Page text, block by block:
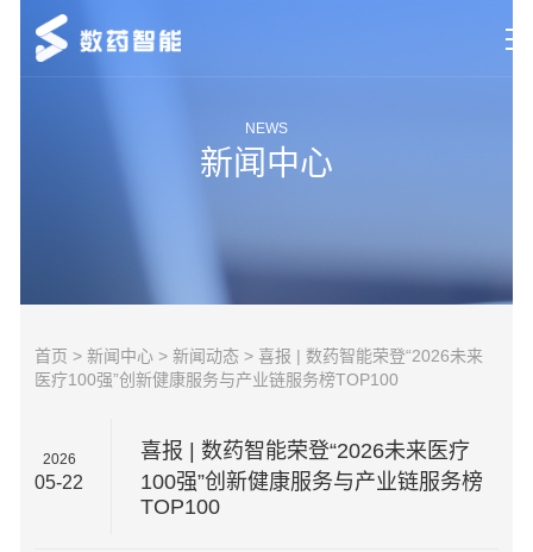
联系我们
NEWS
新闻中心
首页 >新闻中心 >新闻动态 > 喜报 | 数药智能荣登“2026未来
医疗100强”创新健康服务与产业链服务榜TOP100
2026
05-22
喜报 | 数药智能荣登“2026未来医疗
100强”创新健康服务与产业链服务榜
TOP100